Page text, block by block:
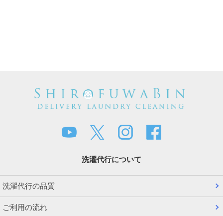
洗濯代行について
洗濯代行の品質
ご利用の流れ